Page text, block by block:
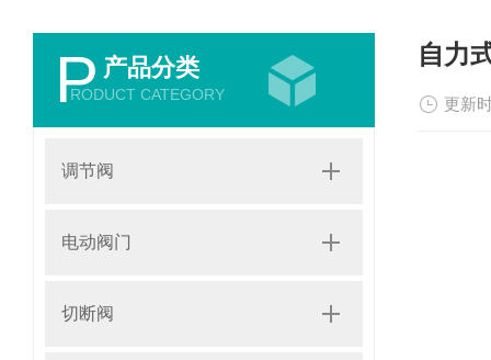
P 产品分类
RODUCT CATEGORY
调节阀
电动阀门
切断阀
自力
更新